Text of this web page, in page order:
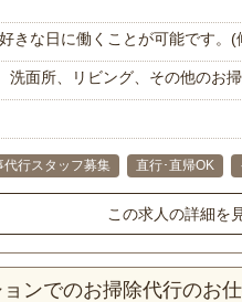
きな日に働くことが可能です。(
洗面所、リビング、その他のお
代行スタッフ募集 直行･直帰OK
この求人の詳細を
ンでのお掃除代行のお